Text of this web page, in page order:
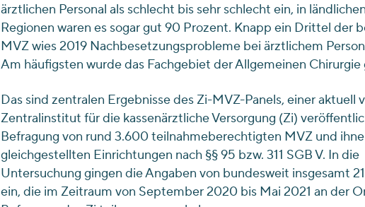
ärztlichen Personal als schlecht bis sehr schlecht ein, in
Regionen waren es sogar gut 90 Prozent. Knapp ein Drittel der
MVZ wies 2019 Nachbesetzungsprobleme bei ärztlichem
Am häufigsten wurde das Fachgebiet der Allgemeinen Chirurgie
Das sind zentralen Ergebnisse des Zi-MVZ-Panels, einer aktuell
Zentralinstitut für die kassenärztliche Versorgung (Zi)
Befragung von rund 3.600 teilnahmeberechtigten MVZ und
gleichgestellten Einrichtungen nach §§ 95 bzw. 311 SGB V. In die
Untersuchung gingen die Angaben von bundesweit insgesamt
ein, die im Zeitraum von September 2020 bis Mai 2021 an der